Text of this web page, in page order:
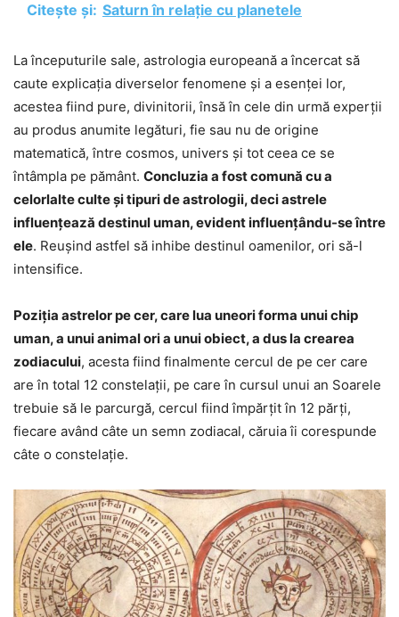
Citește și: Saturn în relație cu planetele
La începuturile sale, astrologia europeană a încercat să
caute explicația diverselor fenomene și a esenței lor,
acestea fiind pure, divinitorii, însă în cele din urmă experții
au produs anumite legături, fie sau nu de origine
matematică, între cosmos, univers și tot ceea ce se
întâmpla pe pământ. Concluzia a fost comună cu a
celorlalte culte și tipuri de astrologii, deci astrele
influențează destinul uman, evident influențându-se între
ele. Reușind astfel să inhibe destinul oamenilor, ori să-l
intensifice.
Poziția astrelor pe cer, care lua uneori forma unui chip
uman, a unui animal ori a unui obiect, a dus la crearea
zodiacului, acesta fiind finalmente cercul de pe cer care
are în total 12 constelații, pe care în cursul unui an Soarele
trebuie să le parcurgă, cercul fiind împărțit în 12 părți,
fiecare având câte un semn zodiacal, căruia îi corespunde
câte o constelație.